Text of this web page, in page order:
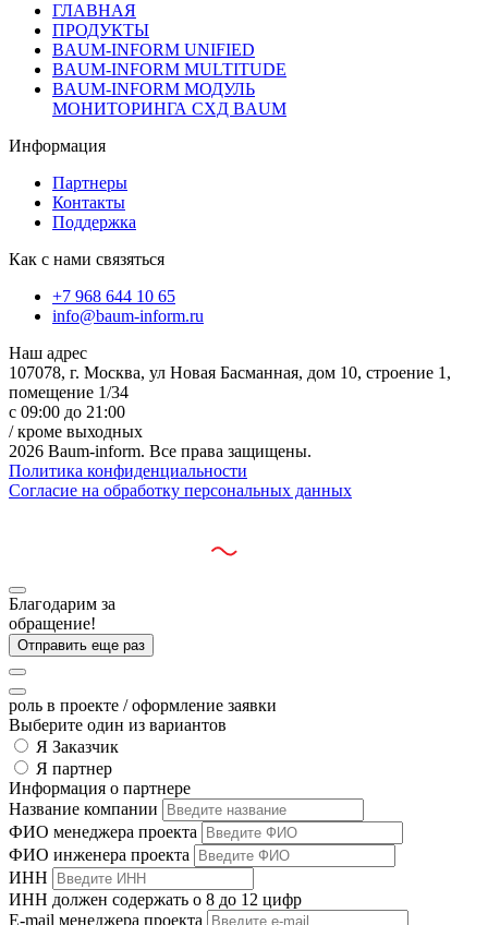
ГЛАВНАЯ
ПРОДУКТЫ
BAUM-INFORM UNIFIED
BAUM-INFORM MULTITUDE
BAUM-INFORM МОДУЛЬ
МОНИТОРИНГА СХД BAUM
Информация
Партнеры
Контакты
Поддержка
Как с нами связяться
+7 968 644 10 65
info@baum-inform.ru
Наш адрес
107078, г. Москва, ул Новая Басманная, дом 10, строение 1,
помещение 1/34
с 09:00 до 21:00
/ кроме выходных
2026 Baum-inform. Все права защищены.
Политика конфиденциальности
Согласие на обработку персональных данных
Благодарим за
обращение!
Отправить еще раз
роль в проекте / оформление заявки
Выберите один из вариантов
Я Заказчик
Я партнер
Информация о партнере
Название компании
ФИО менеджера проекта
ФИО инженера проекта
ИНН
ИНН должен содержать о 8 до 12 цифр
E-mail менеджера проекта